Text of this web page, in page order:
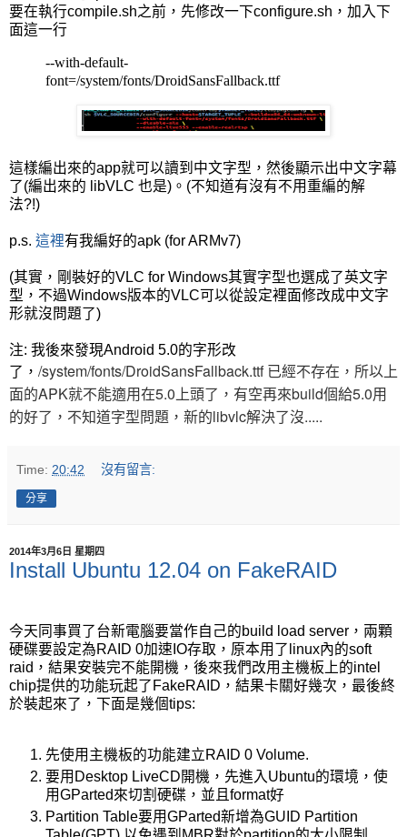
要在執行compile.sh之前，先修改一下configure.sh，加入下
面這一行
--with-default-
font=/system/fonts/DroidSansFallback.ttf
這樣編出來的app就可以讀到中文字型，然後顯示出中文字幕
了(編出來的 libVLC 也是)。(不知道有沒有不用重編的解
法?!)
p.s. 這裡有我編好的apk (for ARMv7)
(其實，剛裝好的VLC for Windows其實字型也選成了英文字
型，不過Windows版本的VLC可以從設定裡面修改成中文字
形就沒問題了)
注: 我後來發現Android 5.0的字形改
了， /system/fonts/DroidSansFallback.ttf 已經不存在，所以上
面的APK就不能適用在5.0上頭了，有空再來build個給5.0用
的好了，不知道字型問題，新的libvlc解決了沒.....
Time: 20:42 沒有留言:
分享
2014年3月6日 星期四
Install Ubuntu 12.04 on FakeRAID
今天同事買了台新電腦要當作自己的build load server，兩顆
硬碟要設定為RAID 0加速IO存取，原本用了linux內的soft
raid，結果安裝完不能開機，後來我們改用主機板上的intel
chip提供的功能玩起了FakeRAID，結果卡關好幾次，最後終
於裝起來了，下面是幾個tips:
先使用主機板的功能建立RAID 0 Volume.
要用Desktop LiveCD開機，先進入Ubuntu的環境，使
用GParted來切割硬碟，並且format好
Partition Table要用GParted新增為GUID Partition